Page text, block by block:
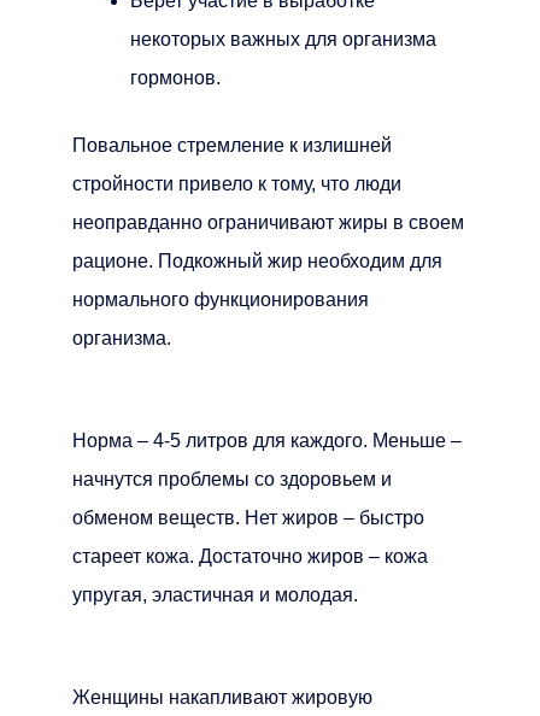
некоторых важных для организма
гормонов.
Повальное стремление к излишней
стройности привело к тому, что люди
неоправданно ограничивают жиры в своем
рационе. Подкожный жир необходим для
нормального функционирования
организма.
Норма – 4-5 литров для каждого. Меньше –
начнутся проблемы со здоровьем и
обменом веществ. Нет жиров – быстро
стареет кожа. Достаточно жиров – кожа
упругая, эластичная и молодая.
Женщины накапливают жировую